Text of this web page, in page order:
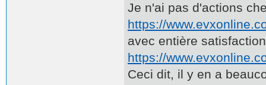
Je n'ai pas d'actions
https://
avec entière
https://
Ceci dit, il y en a